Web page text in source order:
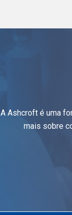
A Ashcroft é uma
mais sobre